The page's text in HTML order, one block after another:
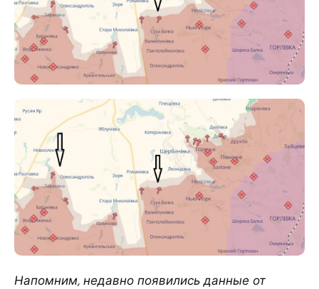
Напомним, недавно появились данные от